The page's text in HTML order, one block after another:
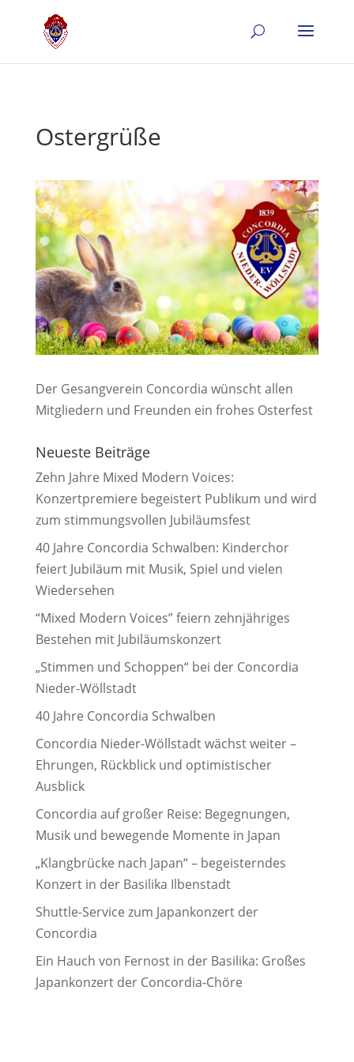
Ostergrüße
Der Gesangverein Concordia wünscht allen
Mitgliedern und Freunden ein frohes Osterfest
Neueste Beiträge
Zehn Jahre Mixed Modern Voices:
Konzertpremiere begeistert Publikum und wird
zum stimmungsvollen Jubiläumsfest
40 Jahre Concordia Schwalben: Kinderchor
feiert Jubiläum mit Musik, Spiel und vielen
Wiedersehen
“Mixed Modern Voices” feiern zehnjähriges
Bestehen mit Jubiläumskonzert
„Stimmen und Schoppen“ bei der Concordia
Nieder-Wöllstadt
40 Jahre Concordia Schwalben
Concordia Nieder-Wöllstadt wächst weiter –
Ehrungen, Rückblick und optimistischer
Ausblick
Concordia auf großer Reise: Begegnungen,
Musik und bewegende Momente in Japan
„Klangbrücke nach Japan“ – begeisterndes
Konzert in der Basilika Ilbenstadt
Shuttle-Service zum Japankonzert der
Concordia
Ein Hauch von Fernost in der Basilika: Großes
Japankonzert der Concordia-Chöre